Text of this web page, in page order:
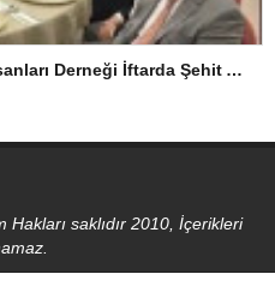
Arnavutköy Sanayici ve İş İnsanları Derneği İftarda Şehit Aileleriyle Buluştu
saklıdır 2010, İçerikleri